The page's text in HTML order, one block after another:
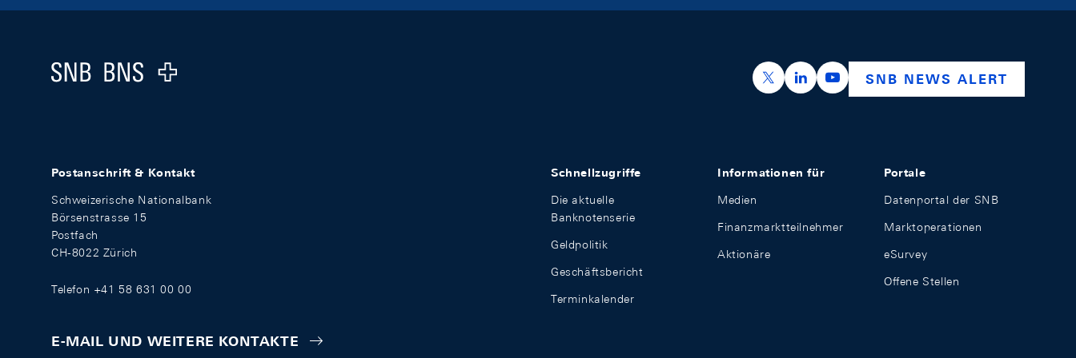
Logo
https://x.com/snb_bns
https://ch.linkedin.com/company/swiss-
https://www.youtube.com/
SNB NEWS ALERT
Postanschrift & Kontakt
Schweizerische Nationalbank
Börsenstrasse 15
Postfach
CH-8022 Zürich
Telefon +41 58 631 00 00
E-MAIL UND WEITERE KONTAKTE
Schnellzugriffe
Die aktuelle
Banknotenserie
Geldpolitik
Geschäftsbericht
Terminkalender
Informationen für
Medien
Finanzmarktteilnehmer
Aktionäre
Portale
Datenportal der SNB
Marktoperationen
eSurvey
Offene Stellen